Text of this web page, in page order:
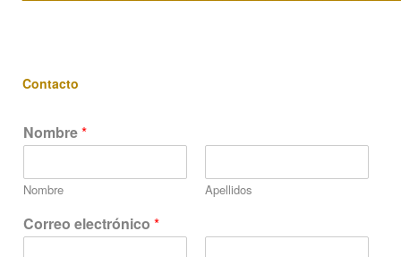
Contacto
Nombre*
Nombre Apellidos
m
e
Correo electrónico *